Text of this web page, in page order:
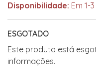
Disponibilidade: Em 1-
ESGOTADO
Este produto está
informações.